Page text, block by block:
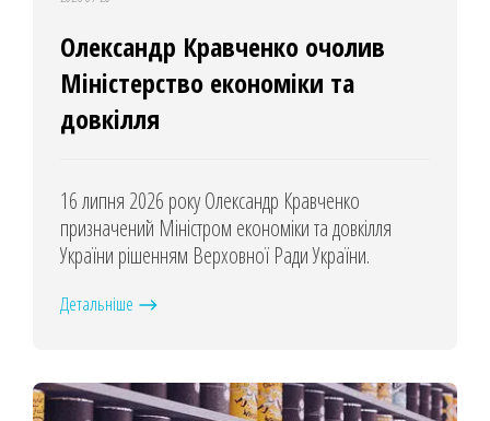
Олександр Кравченко очолив
Міністерство економіки та
довкілля
16 липня 2026 року Олександр Кравченко
призначений Міністром економіки та довкілля
України рішенням Верховної Ради України.
Детальніше